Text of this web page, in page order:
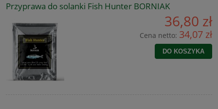
Przyprawa do solanki Fish Hunter BORNIAK
36,80 zł
Cena netto: 34,07 zł
DO KOSZYKA